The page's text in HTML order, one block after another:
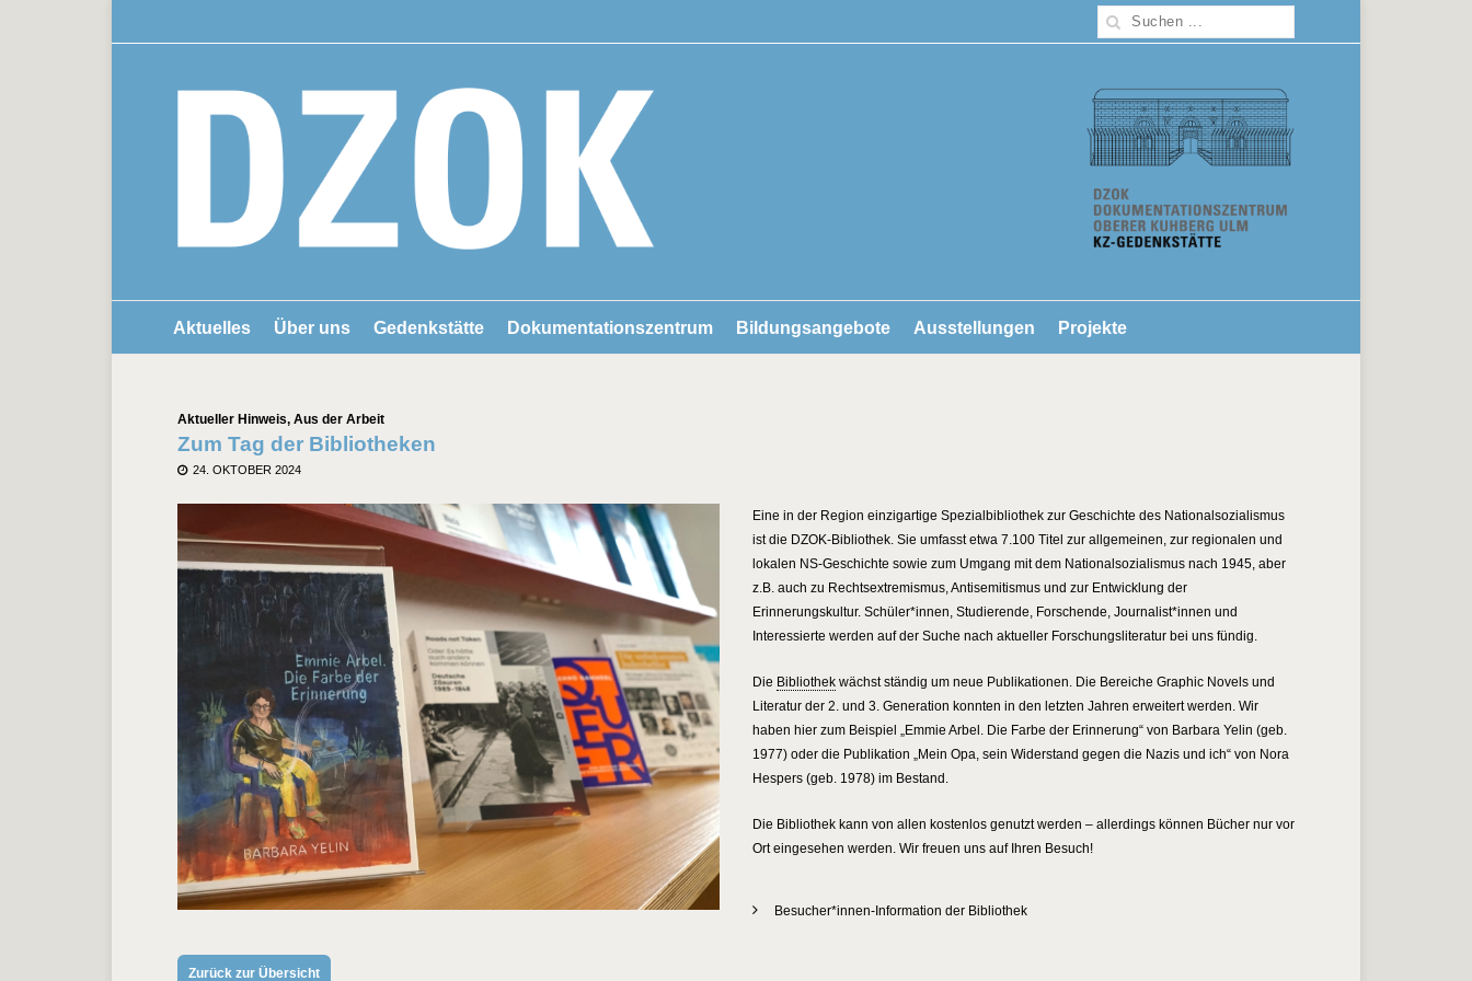
Aktuelles Über uns Gedenkstätte Dokumentationszentrum Bildungsangebote Ausstellungen Projekte
Kategorien
Aktueller Hinweis, Aus der Arbeit
Zum Tag der Bibliotheken
POSTED
24. OKTOBER 2024
Eine in der Region einzigartige Spezialbibliothek zur Geschichte des Nationalsozialismus
ist die DZOK-Bibliothek. Sie umfasst etwa 7.100 Titel zur allgemeinen, zur regionalen und
lokalen NS-Geschichte sowie zum Umgang mit dem Nationalsozialismus nach 1945, aber
z.B. auch zu Rechtsextremismus, Antisemitismus und zur Entwicklung der
Erinnerungskultur. Schüler*innen, Studierende, Forschende, Journalist*innen und
Interessierte werden auf der Suche nach aktueller Forschungsliteratur bei uns fündig.
Die Bibliothek wächst ständig um neue Publikationen. Die Bereiche Graphic Novels und
Literatur der 2. und 3. Generation konnten in den letzten Jahren erweitert werden. Wir
haben hier zum Beispiel „Emmie Arbel. Die Farbe der Erinnerung“ von Barbara Yelin (geb.
1977) oder die Publikation „Mein Opa, sein Widerstand gegen die Nazis und ich“ von Nora
Hespers (geb. 1978) im Bestand.
Die Bibliothek kann von allen kostenlos genutzt werden – allerdings können Bücher nur vor
Ort eingesehen werden. Wir freuen uns auf Ihren Besuch!
Besucher*innen-Information der Bibliothek
Zurück zur Übersicht